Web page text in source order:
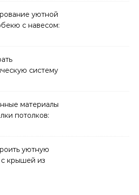
уютной
с навесом:
систему
материалы
потолков:
уютную
крышей из